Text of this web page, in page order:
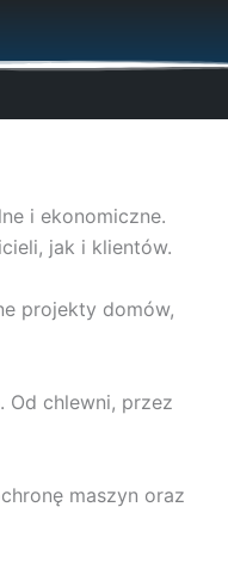
i ekonomiczne.
jak i klientów.
projekty domów,
Od chlewni, przez
maszyn oraz